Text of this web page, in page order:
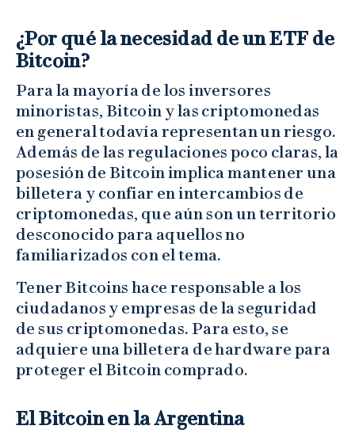
¿Por qué la necesidad de un ETF de
Bitcoin?
Para la mayoría de los inversores
minoristas, Bitcoin y las criptomonedas
en general todavía representan un riesgo.
Además de las regulaciones poco claras, la
posesión de Bitcoin implica mantener una
billetera y confiar en intercambios de
criptomonedas, que aún son un territorio
desconocido para aquellos no
familiarizados con el tema.
Tener Bitcoins hace responsable a los
ciudadanos y empresas de la seguridad
de sus criptomonedas. Para esto, se
adquiere una billetera de hardware para
proteger el Bitcoin comprado.
El Bitcoin en la Argentina